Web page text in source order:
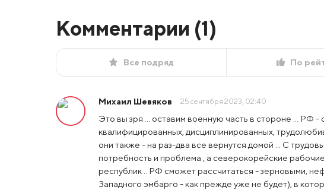
Комментарии (1)
Все подряд По
Михаил Шевяков 25 сентября 2023, 02:40
Это вы зря ... оставим военную часть в стороне ... РФ -
квалифицированных, дисциплинированных,
они также - на раз-два все вернутся домой ... С
потребность и проблема , а северокорейские
республик .. РФ сможет рассчитаться - зерновыми,
Западного эмбарго - как прежде уже не будет), в